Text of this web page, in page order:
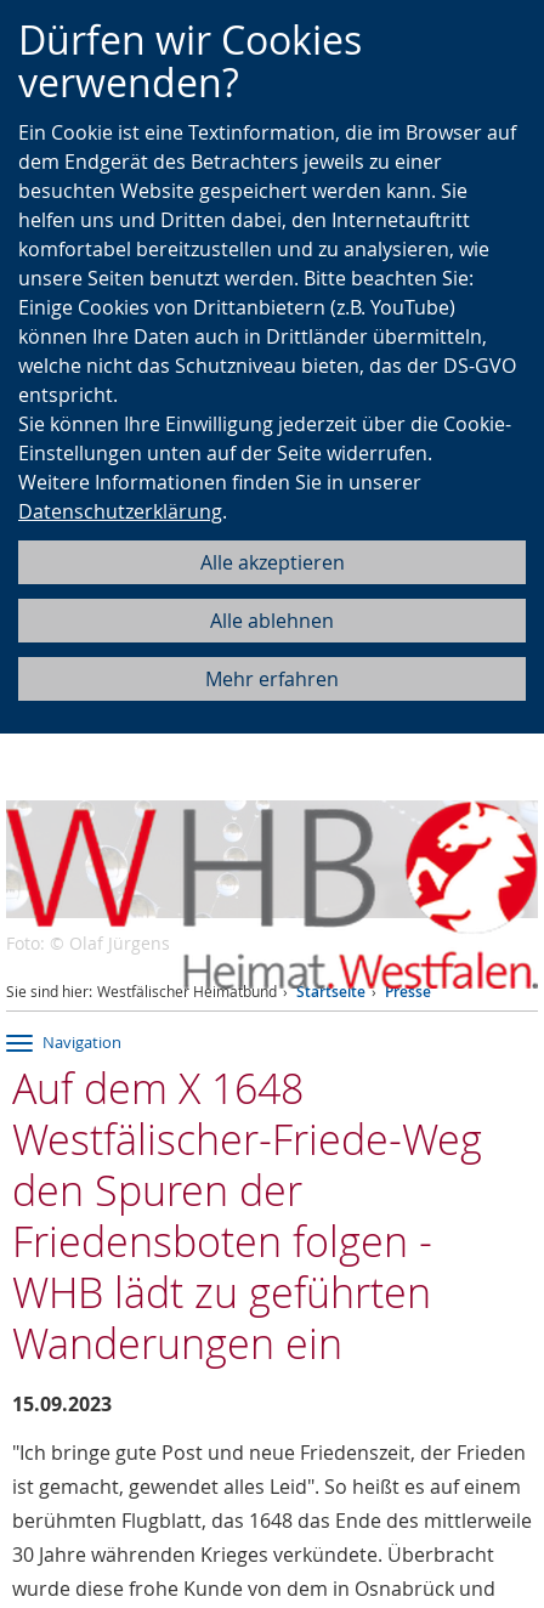
Zur
Hauptnavigation
Zur
Seitennavigation
Zum
Inhalt
Dürfen wir Cookies
verwenden?
Ein Cookie ist eine Textinformation, die im Browser auf
dem Endgerät des Betrachters jeweils zu einer
besuchten Website gespeichert werden kann. Sie
helfen uns und Dritten dabei, den Internetauftritt
komfortabel bereitzustellen und zu analysieren, wie
unsere Seiten benutzt werden. Bitte beachten Sie:
Einige Cookies von Drittanbietern (z.B. YouTube)
können Ihre Daten auch in Drittländer übermitteln,
welche nicht das Schutzniveau bieten, das der DS-GVO
entspricht.
Sie können Ihre Einwilligung jederzeit über die Cookie-
Einstellungen unten auf der Seite widerrufen.
Weitere Informationen finden Sie in unserer
Datenschutzerklärung.
Alle akzeptieren
Alle ablehnen
Mehr erfahren
Foto: © Olaf Jürgens
Sie sind hier: Westfälischer Heimatbund Startseite Presse
Navigation
Auf dem X 1648
Westfälischer-Friede-Weg
den Spuren der
Friedensboten folgen -
WHB lädt zu geführten
Wanderungen ein
15.09.2023
"Ich bringe gute Post und neue Friedenszeit, der Frieden
ist gemacht, gewendet alles Leid". So heißt es auf einem
berühmten Flugblatt, das 1648 das Ende des mittlerweile
30 Jahre währenden Krieges verkündete. Überbracht
wurde diese frohe Kunde von dem in Osnabrück und